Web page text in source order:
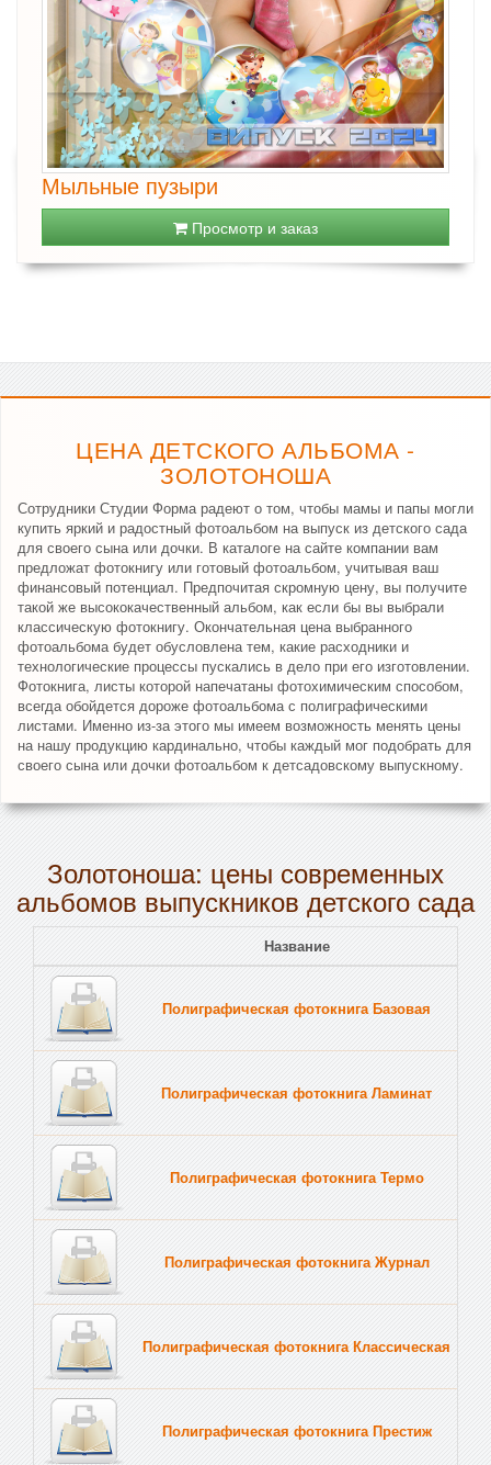
Мыльные пузыри
Просмотр и заказ
ЦЕНА ДЕТСКОГО АЛЬБОМА -
ЗОЛОТОНОША
Сотрудники Студии Форма радеют о том, чтобы мамы и папы могли
купить яркий и радостный фотоальбом на выпуск из детского сада
для своего сына или дочки. В каталоге на сайте компании вам
предложат фотокнигу или готовый фотоальбом, учитывая ваш
финансовый потенциал. Предпочитая скромную цену, вы получите
такой же высококачественный альбом, как если бы вы выбрали
классическую фотокнигу. Окончательная цена выбранного
фотоальбома будет обусловлена тем, какие расходники и
технологические процессы пускались в дело при его изготовлении.
Фотокнига, листы которой напечатаны фотохимическим способом,
всегда обойдется дороже фотоальбома с полиграфическими
листами. Именно из-за этого мы имеем возможность менять цены
на нашу продукцию кардинально, чтобы каждый мог подобрать для
своего сына или дочки фотоальбом к детсадовскому выпускному.
Золотоноша: цены современных
альбомов выпускников детского сада
Название
Полиграфическая фотокнига Базовая
Полиграфическая фотокнига Ламинат
Полиграфическая фотокнига Термо
Полиграфическая фотокнига Журнал
Полиграфическая фотокнига Классическая
Полиграфическая фотокнига Престиж